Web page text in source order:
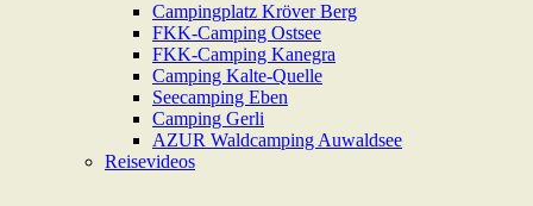
Campingplatz Kröver Berg
FKK-Camping Ostsee
FKK-Camping Kanegra
Camping Kalte-Quelle
Seecamping Eben
Camping Gerli
AZUR Waldcamping Auwaldsee
Reisevideos